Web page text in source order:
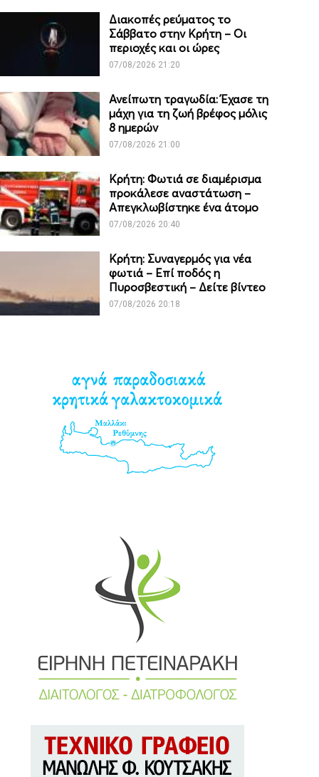
Διακοπές ρεύματος το
Σάββατο στην Κρήτη – Οι
περιοχές και οι ώρες
07/08/2026 21:20
Ανείπωτη τραγωδία: Έχασε τη
μάχη για τη ζωή βρέφος μόλις
8 ημερών
07/08/2026 21:00
Κρήτη: Φωτιά σε διαμέρισμα
προκάλεσε αναστάτωση –
Απεγκλωβίστηκε ένα άτομο
07/08/2026 20:40
Κρήτη: Συναγερμός για νέα
φωτιά – Επί ποδός η
Πυροσβεστική – Δείτε βίντεο
07/08/2026 20:18